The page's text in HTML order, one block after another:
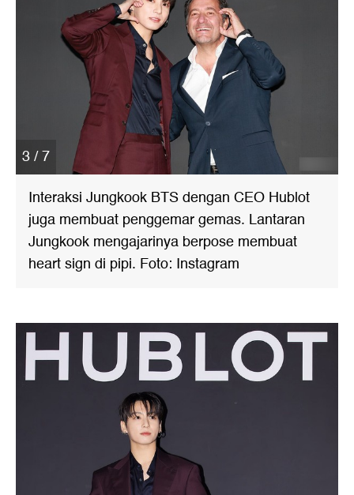
3 / 7
Interaksi Jungkook BTS dengan CEO Hublot
juga membuat penggemar gemas. Lantaran
Jungkook mengajarinya berpose membuat
heart sign di pipi. Foto: Instagram